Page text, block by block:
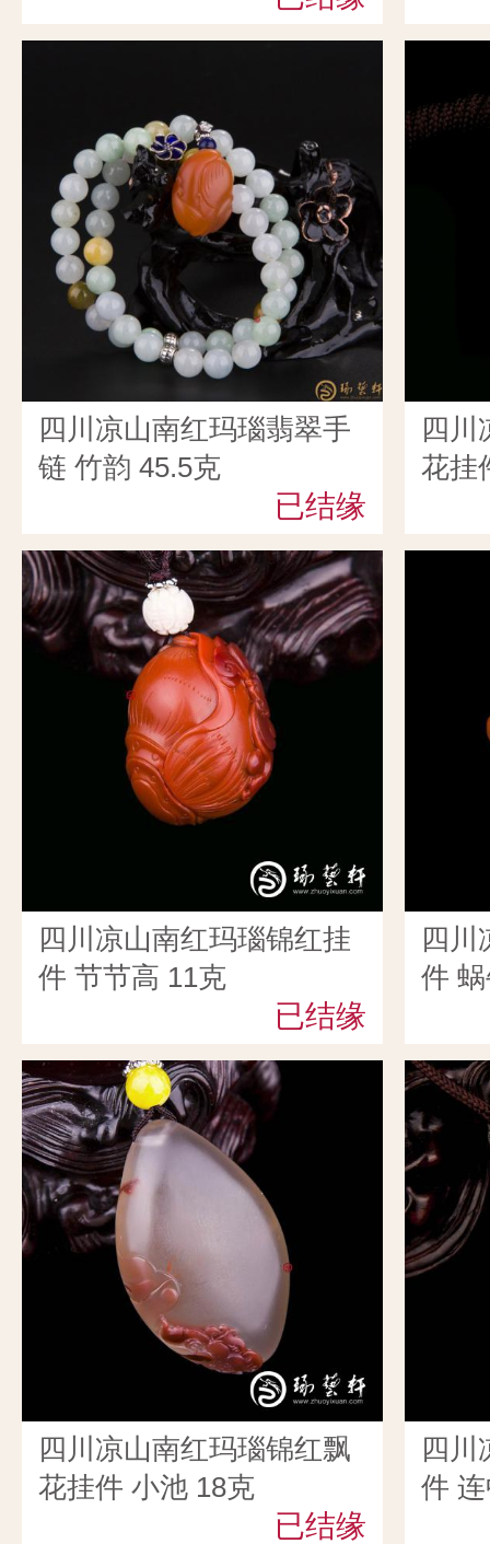
四川凉山南红玛瑙翡翠手
链 竹韵 45.5克
已结缘
四川
花挂
四川凉山南红玛瑙锦红挂
件 节节高 11克
已结缘
四川
件
四川凉山南红玛瑙锦红飘
花挂件 小池 18克
已结缘
四川
件